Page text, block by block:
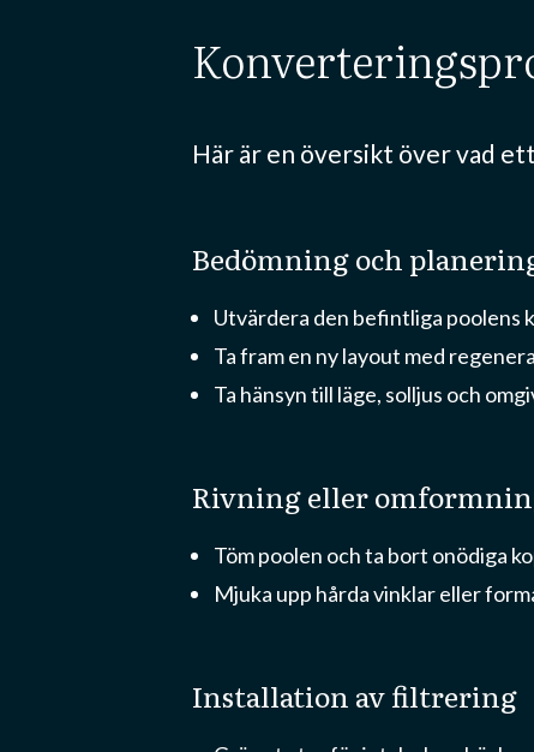
Här är en översikt över vad
bedömning och
Utvärdera den befintliga poolens
Ta fram en ny layout med
Ta hänsyn till läge, solljus och
rivning eller
Töm poolen och ta bort onödiga
Mjuka upp hårda vinklar eller
installation av filtrering